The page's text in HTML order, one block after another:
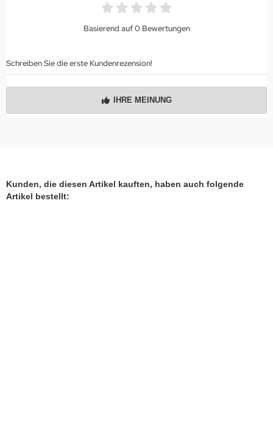
Basierend auf 0 Bewertungen
Schreiben Sie die erste Kundenrezension!
IHRE MEINUNG
Kunden, die diesen Artikel kauften, haben auch folgende
Artikel bestellt: